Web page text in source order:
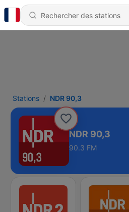
Stations NDR 90,3
NDR 90,3
90.3 FM